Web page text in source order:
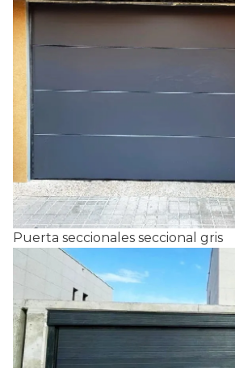
Puerta seccionales seccional gris